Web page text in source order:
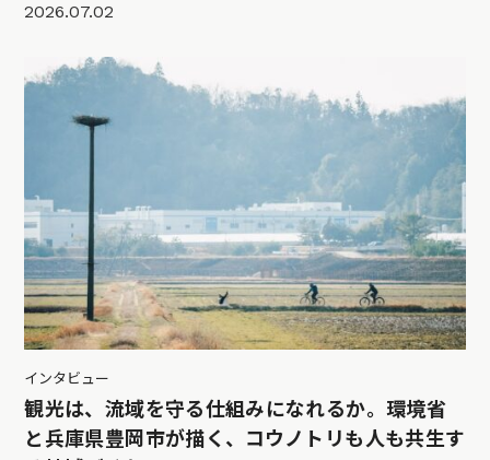
2026.07.02
インタビュー
観光は、流域を守る仕組みになれるか。環境省
と兵庫県豊岡市が描く、コウノトリも人も共生す